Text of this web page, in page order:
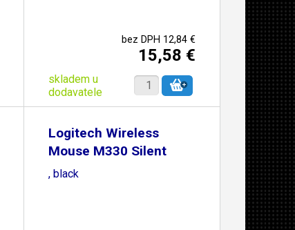
bez DPH 12,84 €
15,58 €
skladem u
dodavatele
Logitech Wireless
Mouse M330 Silent
Plus
, black